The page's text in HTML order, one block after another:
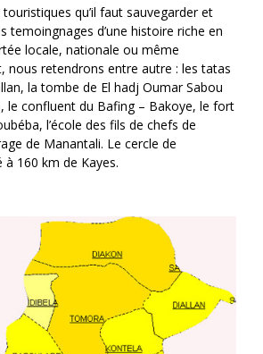
qu’il faut sauvegarder et
temoingnages d’une histoire riche en
locale, nationale ou même
nous retendrons entre autre : les tatas
la tombe de El hadj Oumar Sabou
le confluent du Bafing – Bakoye, le fort
l’école des fils de chefs de
de Manantali. Le cercle de
160 km de Kayes.